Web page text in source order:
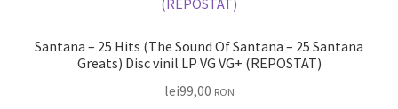
Santana – 25 Hits (The Sound Of Santana – 25 Santana
Greats) Disc vinil LP VG VG+ (REPOSTAT)
lei99,00 RON